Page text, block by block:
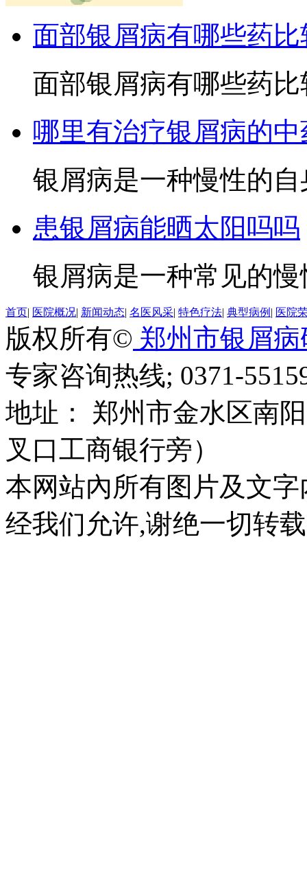
面部银屑病有哪些药比
面部银屑病有哪些药
哪里有治疗银屑病的中
银屑病是一种慢性的
患银屑病能晒太阳吗吗
银屑病是一种常见的
首页| 医院概况| 新闻动态| 名医风采| 特色疗法| 典型病例 | 医院
版权所有© 郑州市银屑
专家咨询热线; 0371-
地址： 郑州市金水区南
叉口工商银行旁）
本网站內所有图片及文
经我们允许,谢绝一切转载